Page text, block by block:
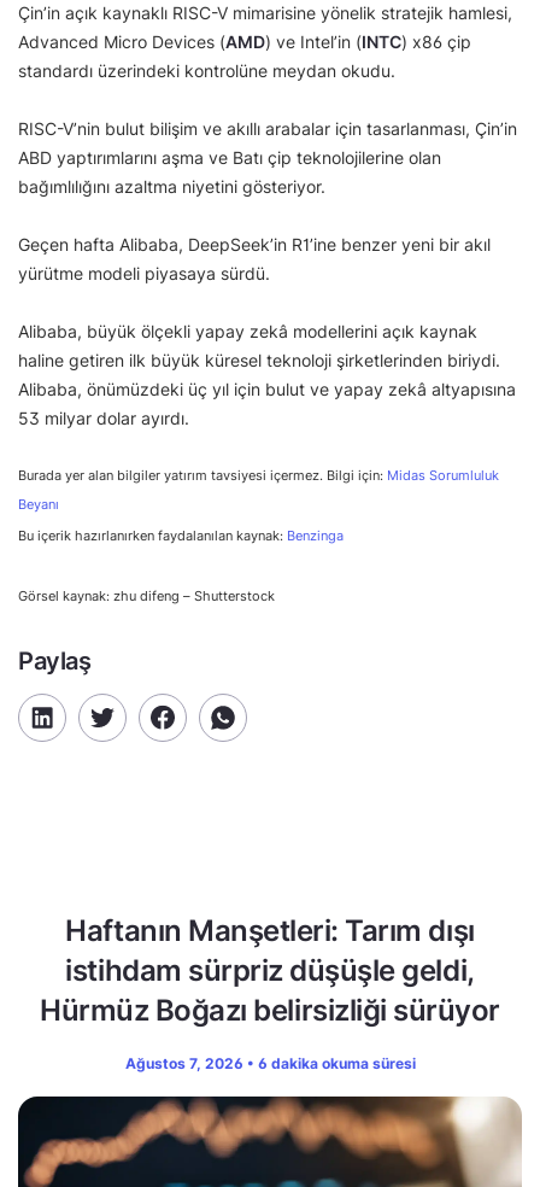
Çin’in açık kaynaklı RISC-V mimarisine yönelik stratejik hamlesi,
Advanced Micro Devices (AMD) ve Intel’in (INTC) x86 çip
standardı üzerindeki kontrolüne meydan okudu.
RISC-V’nin bulut bilişim ve akıllı arabalar için tasarlanması, Çin’in
ABD yaptırımlarını aşma ve Batı çip teknolojilerine olan
bağımlılığını azaltma niyetini gösteriyor.
Geçen hafta Alibaba, DeepSeek’in R1’ine benzer yeni bir akıl
yürütme modeli piyasaya sürdü.
Alibaba, büyük ölçekli yapay zekâ modellerini açık kaynak
haline getiren ilk büyük küresel teknoloji şirketlerinden biriydi.
Alibaba, önümüzdeki üç yıl için bulut ve yapay zekâ altyapısına
53 milyar dolar ayırdı.
Burada yer alan bilgiler yatırım tavsiyesi içermez. Bilgi için: Midas Sorumluluk
Beyanı
Bu içerik hazırlanırken faydalanılan kaynak: Benzinga
Görsel kaynak: zhu difeng – Shutterstock
Paylaş
Haftanın Manşetleri: Tarım dışı
istihdam sürpriz düşüşle geldi,
Hürmüz Boğazı belirsizliği sürüyor
Ağustos 7, 2026 • 6 dakika okuma süresi